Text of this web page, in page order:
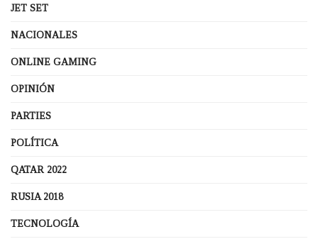
JET SET
NACIONALES
ONLINE GAMING
OPINIÓN
PARTIES
POLÍTICA
QATAR 2022
RUSIA 2018
TECNOLOGÍA